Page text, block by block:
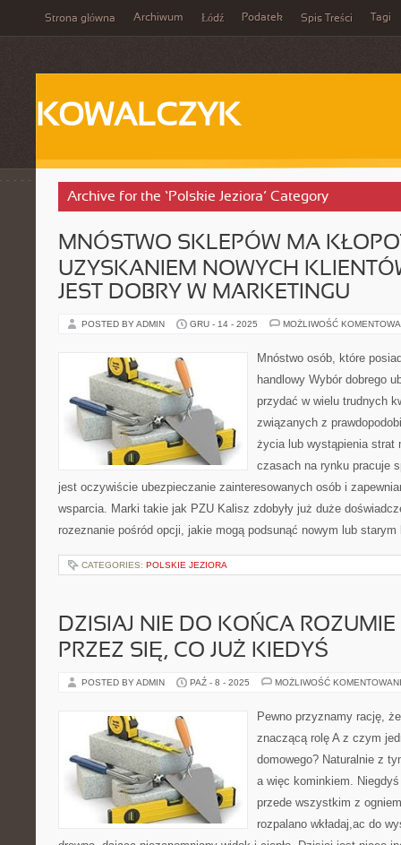
Strona główna Archiwum Łódź Podatek Spis Treści Tagi
KOWALCZYK
Archive for the ‘Polskie Jeziora’ Category
MNÓSTWO SKLEPÓW MA
UZYSKANIEM NOWYCH
JEST DOBRY W MARKETINGU
POSTED BY ADMIN GRU - 14 - 2025 MOŻLIWOŚĆ
Mnóstwo osób, które
handlowy Wybór dobrego
przydać w wielu trudnych
związanych z
życia lub wystąpienia strat
czasach na rynku pracuje
jest oczywiście ubezpieczanie zainteresowanych osób i
wsparcia. Marki takie jak PZU Kalisz zdobyły już duże
rozeznanie pośród opcji, jakie mogą podsunąć nowym lub
CATEGORIES: POLSKIE JEZIORA
DZISIAJ NIE DO KOŃCA
PRZEZ SIĘ, CO JUŻ KIEDYŚ
POSTED BY ADMIN PAŹ - 8 - 2025 MOŻLIWOŚĆ
Pewno przyznamy rację,
znaczącą rolę A z czym
domowego? Naturalnie z
a więc kominkiem.
przede wszystkim z
rozpalano wkładaj,ac do